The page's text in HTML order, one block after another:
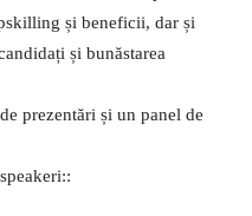
și beneficii, dar și
și bunăstarea
prezentări și un panel de